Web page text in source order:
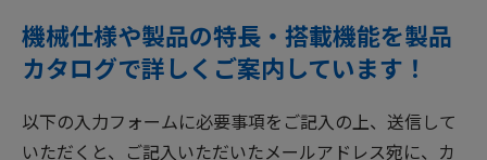
機械仕様や製品の特長・搭載機能を製品
カタログで詳しくご案内しています！
以下の入力フォームに必要事項をご記入の上、送信して
いただくと、ご記入いただいたメールアドレス宛に、カ